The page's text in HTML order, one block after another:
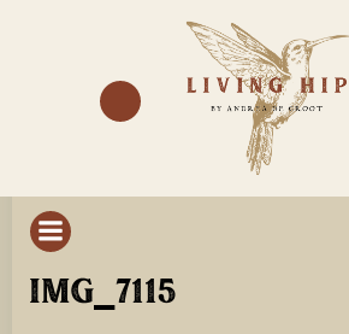
NAAR
DE
INHOUD
IMG_7115